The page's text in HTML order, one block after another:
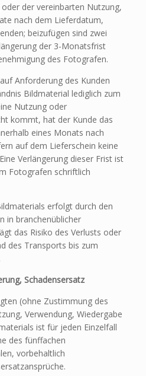
der vereinbarten Nutzung,
nach dem Lieferdatum,
beizufügen sind zwei
der 3-Monatsfrist
des Fotografen.
Anforderung des Kunden
Bildmaterial lediglich zum
Nutzung oder
kommt, hat der Kunde das
eines Monats nach
auf dem Lieferschein keine
Verlängerung dieser Frist ist
Fotografen schriftlich
erfolgt durch den
in branchenüblicher
das Risiko des Verlusts oder
des Transports bis zum
Schadensersatz
(ohne Zustimmung des
Verwendung, Wiedergabe
ist für jeden Einzelfall
des fünffachen
vorbehaltlich